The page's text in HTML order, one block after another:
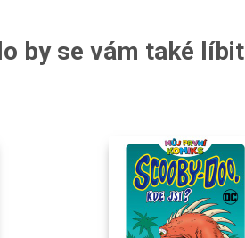
by se vám také líbit